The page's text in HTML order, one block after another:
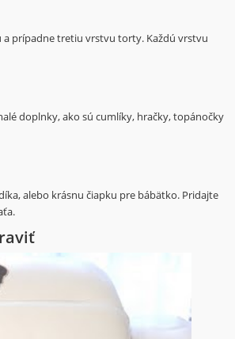
prípadne tretiu vrstvu torty. Každú vrstvu
doplnky, ako sú cumlíky, hračky, topánočky
alebo krásnu čiapku pre bábätko. Pridajte